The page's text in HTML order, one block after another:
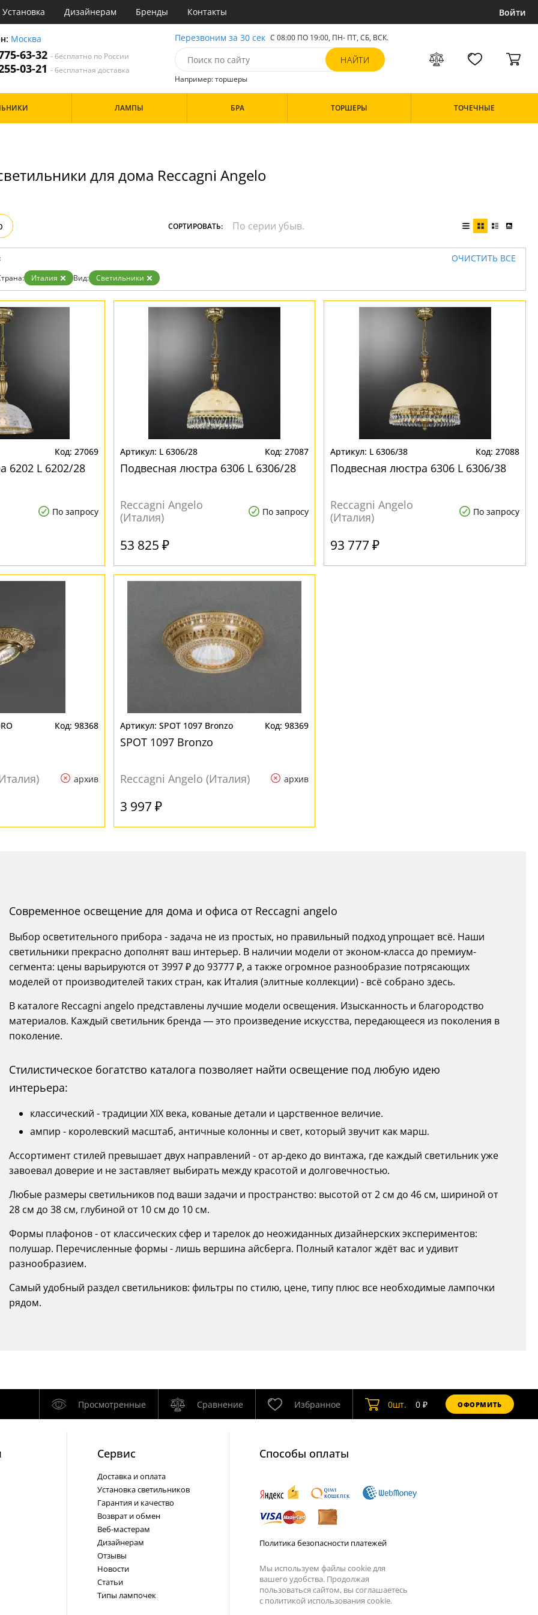
Установка Дизайнерам Бренды Контакты Войти
Москва
63-32- бесплатно по России
03-21- бесплатная доставка
Перезвоним за 30 сек С 08:00 ПО 19:00, ПН- ПТ, СБ, ВСК.
Например: торшеры
Дизайн/Форма
ЛАМПЫ БРА ТОРШЕРЫ ТОЧЕЧНЫЕ
для дома Reccagni Angelo
СОРТИРОВАТЬ:
ОЧИСТИТЬ ВСЕ
Италия Вид: Светильники
27069
6202 L 6202/28
По запросу
L 6306/28 27087
Подвесная люстра 6306 L 6306/28
Reccagni Angelo
(Италия)
По запросу
53 825 ₽
L 6306/38 27088
Подвесная люстра 6306 L 6306/38
Reccagni Angelo
(Италия)
По запросу
93 777 ₽
98368
архив
SPOT 1097 Bronzo 98369
SPOT 1097 Bronzo
Reccagni Angelo (Италия) архив
3 997 ₽
Современное освещение для дома и офиса от Reccagni angelo
Выбор осветительного прибора - задача не из простых, но правильный подход упрощает всё. Наши
светильники прекрасно дополнят ваш интерьер. В наличии модели от эконом-класса до премиум-
сегмента: цены варьируются от 3997 ₽ до 93777 ₽, а также огромное разнообразие потрясающих
моделей от производителей таких стран, как Италия (элитные коллекции) - всё собрано здесь.
В каталоге Reccagni angelo представлены лучшие модели освещения. Изысканность и благородство
материалов. Каждый светильник бренда — это произведение искусства, передающееся из поколения в
поколение.
Стилистическое богатство каталога позволяет найти освещение под любую идею
интерьера:
классический - традиции XIX века, кованые детали и царственное величие.
ампир - королевский масштаб, античные колонны и свет, который звучит как марш.
Ассортимент стилей превышает двух направлений - от ар-деко до винтажа, где каждый светильник уже
завоевал доверие и не заставляет выбирать между красотой и долговечностью.
Любые размеры светильников под ваши задачи и пространство: высотой от 2 см до 46 см, шириной от
28 см до 38 см, глубиной от 10 см до 10 см.
Формы плафонов - от классических сфер и тарелок до неожиданных дизайнерских экспериментов:
полушар. Перечисленные формы - лишь вершина айсберга. Полный каталог ждёт вас и удивит
разнообразием.
Самый удобный раздел светильников: фильтры по стилю, цене, типу плюс все необходимые лампочки
рядом.
Просмотренные Сравнение Избранное 0шт. 0₽ ОФОРМИТЬ
Cервис
Доставка и оплата
Установка светильников
Гарантия и качество
Возврат и обмен
Веб-мастерам
Дизайнерам
Отзывы
Новости
Статьи
Типы лампочек
Способы оплаты
Политика безопасности платежей
Мы используем файлы cookie для
вашего удобства. Продолжая
пользоваться сайтом, вы соглашаетесь
с политикой использования cookie.